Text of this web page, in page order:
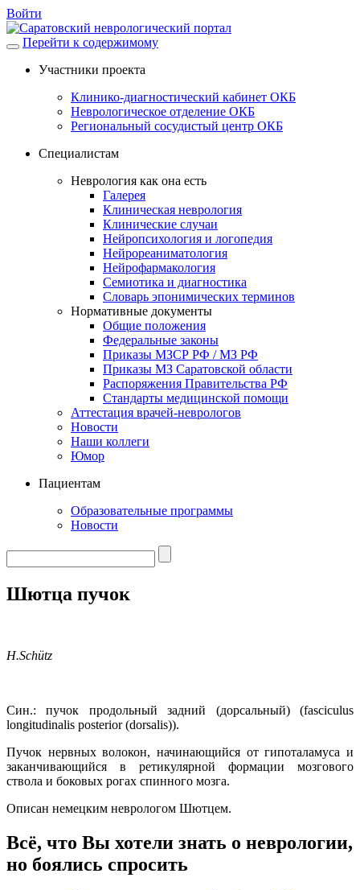
Войти
Перейти к содержимому
Участники проекта
Клинико-диагностический кабинет ОКБ
Неврологическое отделение ОКБ
Региональный сосудистый центр ОКБ
Специалистам
Неврология как она есть
Галерея
Клиническая неврология
Клинические случаи
Нейропсихология и логопедия
Нейрореаниматология
Нейрофармакология
Семиотика и диагностика
Словарь эпонимических терминов
Нормативные документы
Общие положения
Федеральные законы
Приказы МЗСР РФ / МЗ РФ
Приказы МЗ Саратовской области
Распоряжения Правительства РФ
Стандарты медицинской помощи
Аттестация врачей-неврологов
Новости
Наши коллеги
Юмор
Пациентам
Образовательные программы
Новости
Шютца пучок
H.Schütz
Син.: пучок продольный задний (дорсальный) (fasciculus
longitudinalis posterior (dorsalis)).
Пучок нервных волокон, начинающийся от гипоталамуса и
заканчивающийся в ретикулярной формации мозгового
ствола и боковых рогах спинного мозга.
Описан немецким неврологом Шютцем.
Всё, что Вы хотели знать о неврологии,
но боялись спросить